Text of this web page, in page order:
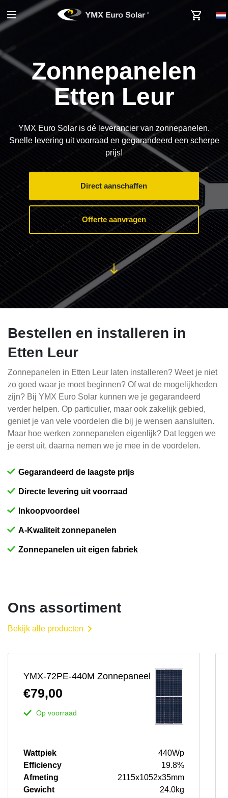
Zonnepanelen
Etten Leur
YMX Euro Solar is dé leverancier van zonnepanelen.
Snelle levering uit voorraad en gegarandeerd een scherpe
prijs!
Direct aanschaffen
Offerte aanvragen
Bestellen en installeren in
Etten Leur
Zonnepanelen in Etten Leur laten installeren? Weet je niet
zo goed waar je moet beginnen? Of wat de mogelijkheden
zijn? Bij YMX Euro Solar kunnen we je gegarandeerd
verder helpen. Op particulier, maar ook zakelijk gebied,
geniet je van vele voordelen die bij je wensen aansluiten.
Maar hoe werken zonnepanelen eigenlijk? Dat leggen we
je eerst uit, daarna nemen we je mee in de voordelen.
Gegarandeerd de laagste prijs
Directe levering uit voorraad
Inkoopvoordeel
A-Kwaliteit zonnepanelen
Zonnepanelen uit eigen fabriek
Ons assortiment
Bekijk alle producten
YMX-72PE-440M Zonnepaneel
€79,00
Op voorraad
Wattpiek
440Wp
Efficiency
19.8%
Afmeting
2115x1052x35mm
Gewicht
24.0kg